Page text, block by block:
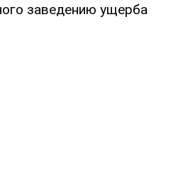
заведению ущерба